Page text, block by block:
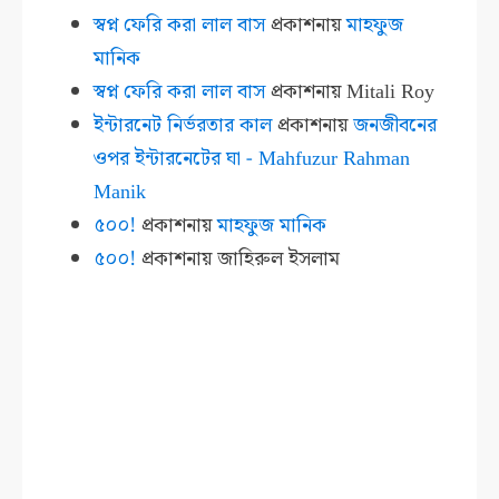
স্বপ্ন ফেরি করা লাল বাসপ্রকাশনায়মাহফুজ
মানিক
স্বপ্ন ফেরি করা লাল বাসপ্রকাশনায়Mitali Roy
ইন্টারনেট নির্ভরতার কালপ্রকাশনায়জনজীবনের
ওপর ইন্টারনেটের ঘা - Mahfuzur Rahman
Manik
৫০০! প্রকাশনায়মাহফুজ মানিক
৫০০! প্রকাশনায়জাহিরুল ইসলাম